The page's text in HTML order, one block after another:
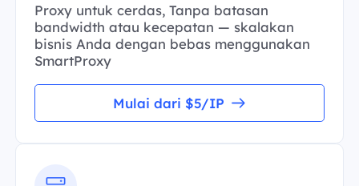
Proxy untuk cerdas, Tanpa batasan
bandwidth atau kecepatan — skalakan
bisnis Anda dengan bebas menggunakan
SmartProxy
Mulai dari $5/IP